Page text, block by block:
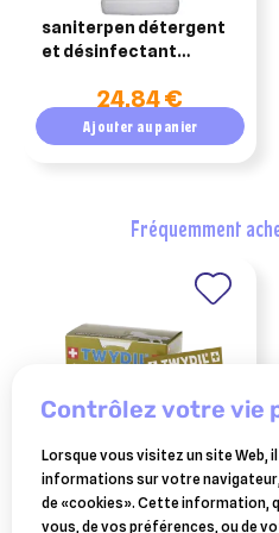
saniterpen détergent
et désinfectant
24,84 €
Ajouter au panier
fréquemment
TWYDIL
twydil mucoprotect poudre
contrôlez votre vie
Lorsque vous visitez un site Web,
informations sur votre
de «cookies». Cette information,
vous, de vos préférences, ou de